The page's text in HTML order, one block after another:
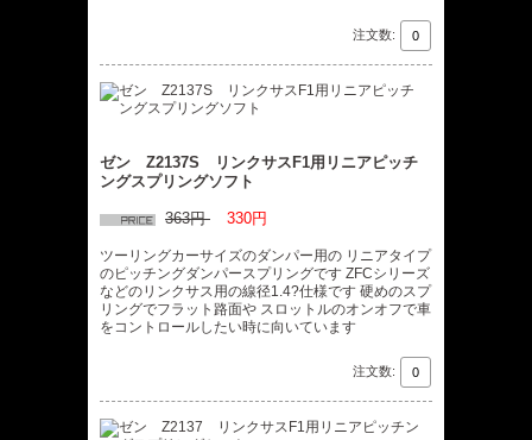
注文数:
ゼン Z2137S リンクサスF1用リニアピッチ
ングスプリングソフト
363円 330円
ツーリングカーサイズのダンパー用の リニアタイプ
のピッチングダンパースプリングです ZFCシリーズ
などのリンクサス用の線径1.4?仕様です 硬めのスプ
リングでフラット路面や スロットルのオンオフで車
をコントロールしたい時に向いています
注文数: